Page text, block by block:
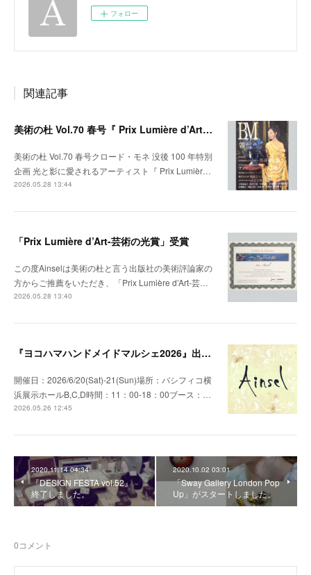
フォロー
関連記事
美術の杜 Vol.70 春号『 Prix Lumière d’Art ─ 芸術の光賞 』受賞者特集掲載
美術の杜 Vol.70 春号クロード・モネ 没後 100 年特別
企画 光と影に愛されるアーティスト『 Prix Lumièr…
2026.05.28 13:44
「Prix Lumière d’Art-芸術の光賞」受賞
この度Ainselは美術の杜と言う出版社の美術評論家の
方からご推薦をいただき、「Prix Lumière d’Art-芸…
2026.05.28 13:40
『ヨコハマハンドメイドマルシェ2026』出展のお知らせ
開催日：2026/6/20(Sat)-21(Sun)場所：パシフィコ横
浜展示ホールB,C,D時間：11：00-18：00ブース：…
2026.05.26 12:45
2020.11.14 04:34
『DESIGN FESTA vol.52』
終了しました。
2020.10.02 03:01
「Sway Gallery London Pop
Up」がスタートしました。
0コメント